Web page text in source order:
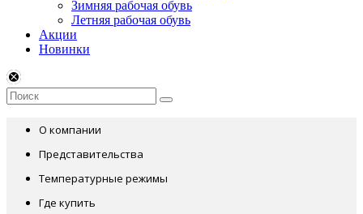
Зимняя рабочая обувь
Летняя рабочая обувь
Акции
Новинки
О компании
Представительства
Температурные режимы
Где купить